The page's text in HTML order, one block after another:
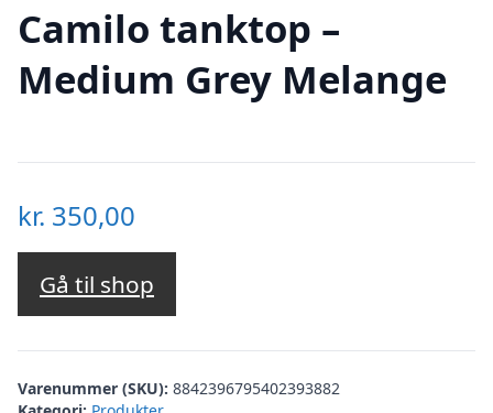
Camilo tanktop –
Medium Grey Melange
kr. 350,00
Gå til shop
Varenummer (SKU): 8842396795402393882